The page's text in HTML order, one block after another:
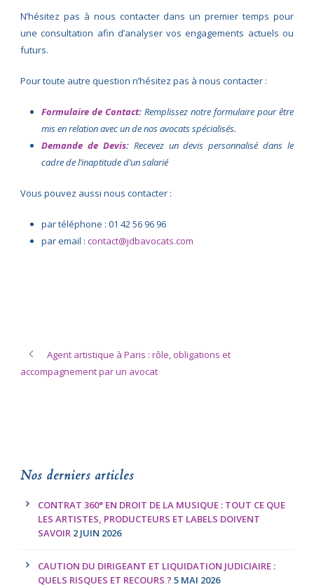
N’hésitez pas à nous contacter dans un premier temps pour
une consultation afin d’analyser vos engagements actuels ou
futurs.
Pour toute autre question n’hésitez pas à nous contacter :
Formulaire de Contact: Remplissez notre formulaire pour être
mis en relation avec un de nos avocats spécialisés.
Demande de Devis:Recevez un devis personnalisé dans le
cadre de l’inaptitude d’un salarié
Vous pouvez aussi nous contacter :
par téléphone : 01 42 56 96 96
par email : contact@jdbavocats.com
Agent artistique à Paris : rôle, obligations et
accompagnement par un avocat
Nos derniers articles
CONTRAT 360° EN DROIT DE LA MUSIQUE : TOUT CE QUE
LES ARTISTES, PRODUCTEURS ET LABELS DOIVENT
SAVOIR 2 JUIN 2026
CAUTION DU DIRIGEANT ET LIQUIDATION JUDICIAIRE :
QUELS RISQUES ET RECOURS ? 5 MAI 2026